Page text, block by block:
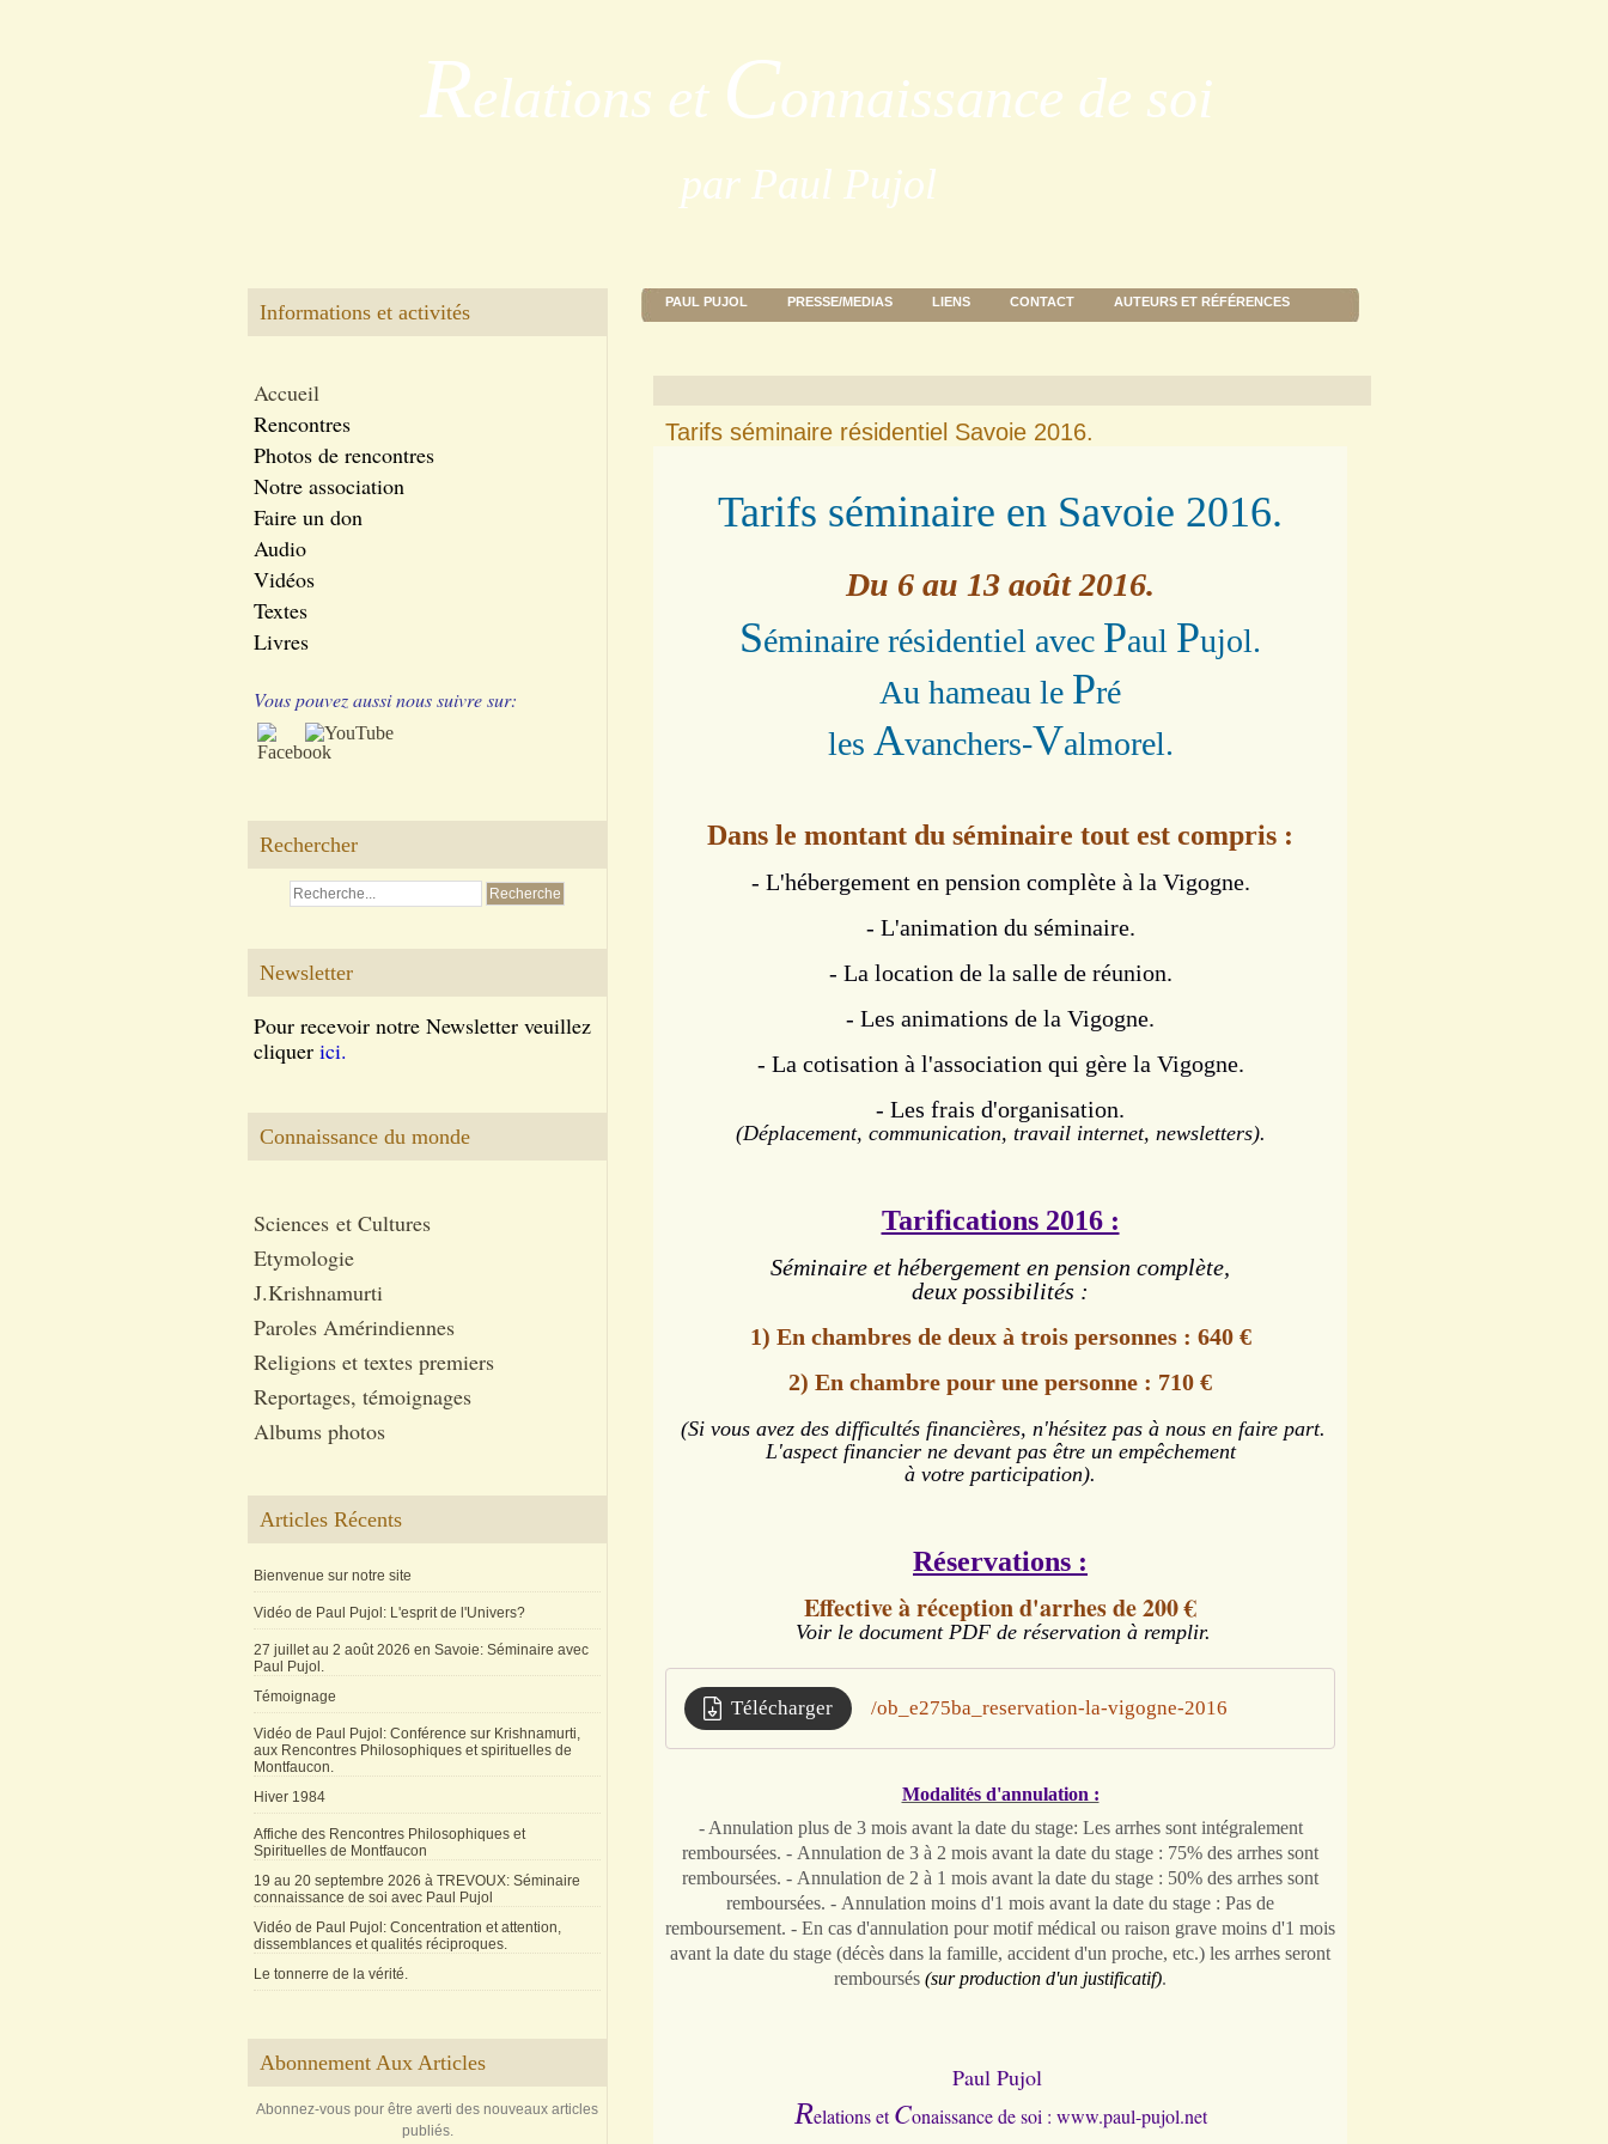
Relations et Connaissance de soi
par Paul Pujol
Informations et activités
Accueil
Rencontres
Photos de rencontres
Notre association
Faire un don
Audio
Vidéos
Textes
Livres
Vous pouvez aussi nous suivre sur:
Rechercher
Newsletter
Pour recevoir notre Newsletter veuillez
cliquer ici.
Connaissance du monde
Sciences et Cultures
Etymologie
J.Krishnamurti
Paroles Amérindiennes
Religions et textes premiers
Reportages, témoignages
Albums photos
Articles Récents
Bienvenue sur notre site
Vidéo de Paul Pujol: L'esprit de l'Univers?
27 juillet au 2 août 2026 en Savoie: Séminaire avec
Paul Pujol.
Témoignage
Vidéo de Paul Pujol: Conférence sur Krishnamurti,
aux Rencontres Philosophiques et spirituelles de
Montfaucon.
Hiver 1984
Affiche des Rencontres Philosophiques et
Spirituelles de Montfaucon
19 au 20 septembre 2026 à TREVOUX: Séminaire
connaissance de soi avec Paul Pujol
Vidéo de Paul Pujol: Concentration et attention,
dissemblances et qualités réciproques.
Le tonnerre de la vérité.
Abonnement Aux Articles
Abonnez-vous pour être averti des nouveaux articles
publiés.
PAUL PUJOL PRESSE/MEDIAS LIENS CONTACT AUTEURS ET RÉFÉRENCES
Tarifs séminaire résidentiel Savoie 2016.
Tarifs séminaire en Savoie 2016.
Du 6 au 13 août 2016.
Séminaire résidentiel avec Paul Pujol.
Au hameau le Pré
les Avanchers-Valmorel.
Dans le montant du séminaire tout est compris :
- L'hébergement en pension complète à la Vigogne.
- L'animation du séminaire.
- La location de la salle de réunion.
- Les animations de la Vigogne.
- La cotisation à l'association qui gère la Vigogne.
- Les frais d'organisation.
(Déplacement, communication, travail internet, newsletters).
Tarifications 2016 :
Séminaire et hébergement en pension complète,
deux possibilités :
1) En chambres de deux à trois personnes : 640 €
2) En chambre pour une personne : 710 €
(Si vous avez des difficultés financières, n'hésitez pas à nous en faire part.
L'aspect financier ne devant pas être un empêchement
à votre participation).
Réservations :
Effective à réception d'arrhes de 200 €
Voir le document PDF de réservation à remplir.
Télécharger /ob_e275ba_reservation-la-vigogne-2016
Modalités d'annulation :
- Annulation plus de 3 mois avant la date du stage: Les arrhes sont intégralement
remboursées. - Annulation de 3 à 2 mois avant la date du stage : 75% des arrhes sont
remboursées. - Annulation de 2 à 1 mois avant la date du stage : 50% des arrhes sont
remboursées. - Annulation moins d'1 mois avant la date du stage : Pas de
remboursement. - En cas d'annulation pour motif médical ou raison grave moins d'1 mois
avant la date du stage (décès dans la famille, accident d'un proche, etc.) les arrhes seront
remboursés (sur production d'un justificatif).
Paul Pujol
Relations etConaissance de soi : www.paul-pujol.net